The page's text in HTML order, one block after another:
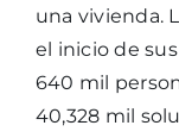
una vivienda.
el inicio de
640 mil
40,328 mil